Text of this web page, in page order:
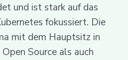
und ist stark auf das
fokussiert. Die
mit dem Hauptsitz in
Source als auch